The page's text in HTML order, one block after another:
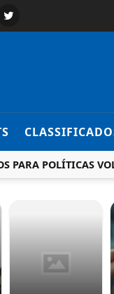
POLÍTICAS